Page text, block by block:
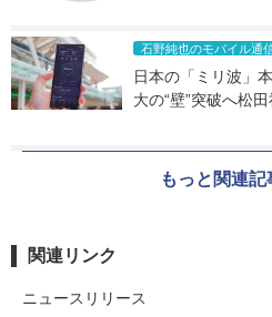
石野純也のモバイル通
日本の「ミリ波」
大の“壁”突破へ松
もっと関連記
関連リンク
ニュースリリース